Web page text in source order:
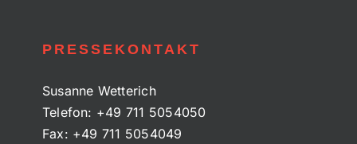
PRESSEKONTAKT
Susanne Wetterich
Telefon: +49 711 5054050
Fax: +49 711 5054049